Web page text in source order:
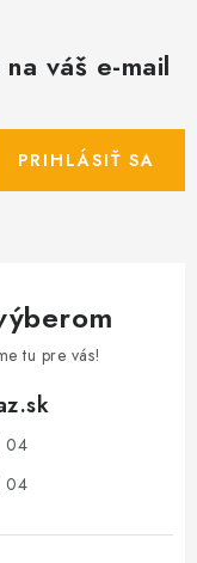
váš e-mail
PRIHLÁSIŤ SA
tu pre vás!
04
04